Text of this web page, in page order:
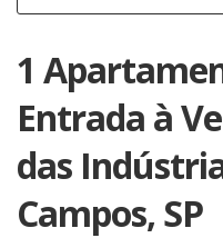
1
Entrada à
das
Campos, SP